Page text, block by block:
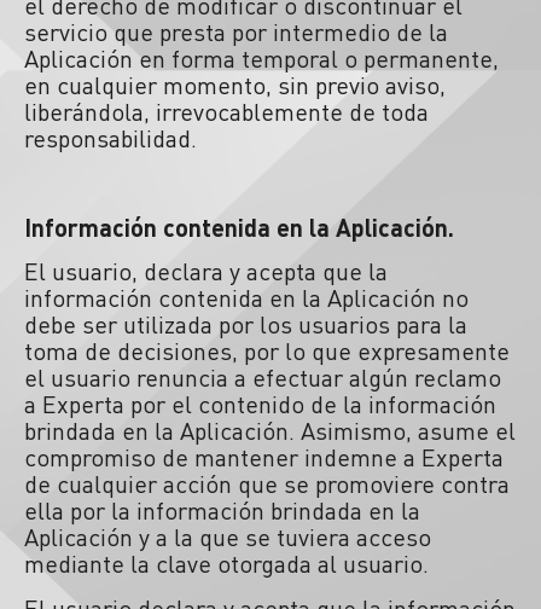
servicio que presta por intermedio de la
Aplicación en forma temporal o permanente,
en cualquier momento, sin previo aviso,
liberándola, irrevocablemente de toda
responsabilidad.
Información contenida en la Aplicación.
El usuario, declara y acepta que la
información contenida en la Aplicación no
debe ser utilizada por los usuarios para la
toma de decisiones, por lo que expresamente
el usuario renuncia a efectuar algún reclamo
a Experta por el contenido de la información
brindada en la Aplicación. Asimismo, asume el
compromiso de mantener indemne a Experta
de cualquier acción que se promoviere contra
ella por la información brindada en la
Aplicación y a la que se tuviera acceso
mediante la clave otorgada al usuario.